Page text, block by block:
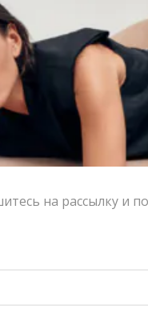
подойдет в качестве
Цвет:
серебристый
Размер:
One size
Страна-
Тип товара:
Кольца
Бренд:
Biju Blesk
на рассылку и